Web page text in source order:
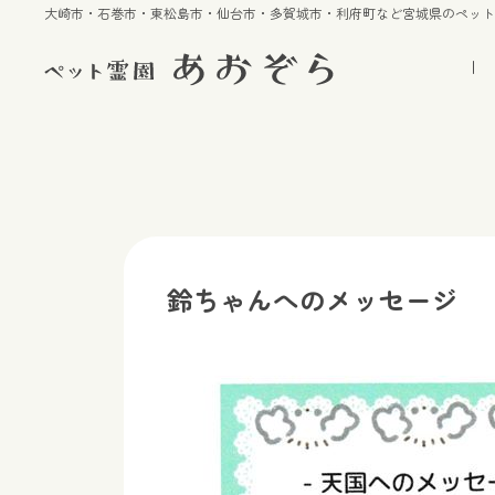
大崎市・石巻市・東松島市・仙台市・多賀城市・利府町など宮城県のペッ
鈴ちゃんへのメッセージ